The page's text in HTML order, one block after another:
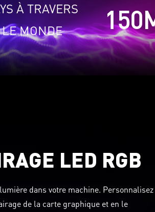
À TRAVERS
LE MONDE
150
LED RGB
dans votre machine. Personnalisez
de la carte graphique et en le